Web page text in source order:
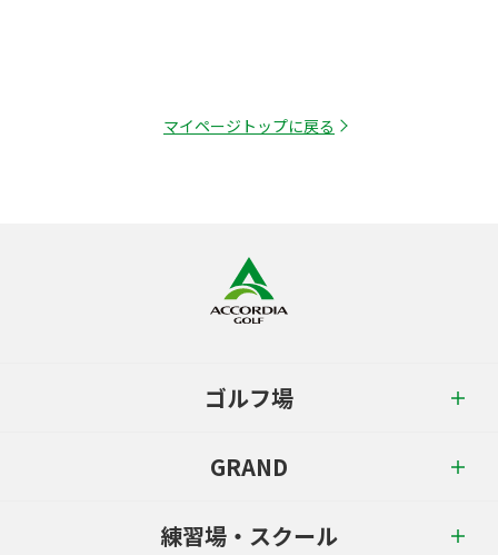
マイページトップに戻る
ゴルフ場
GRAND
練習場・スクール